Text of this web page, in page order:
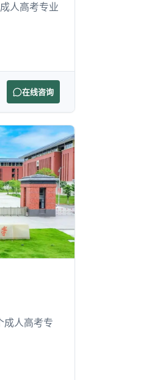
人高考专业
在线咨询
成人高考专